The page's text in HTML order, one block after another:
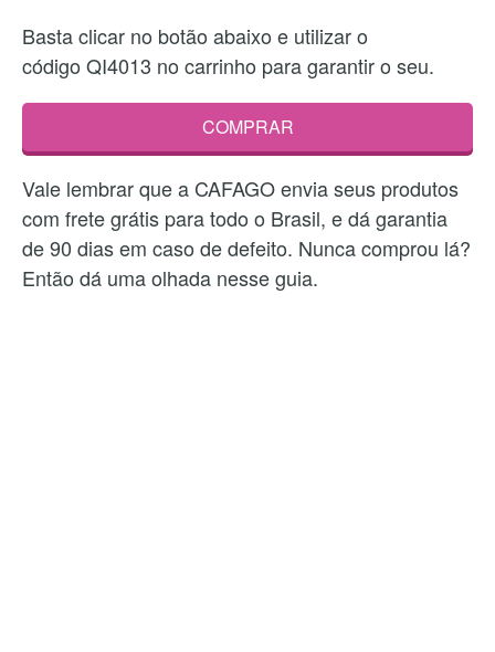
Basta clicar no botão abaixo e utilizar o
código QI4013 no carrinho para garantir o seu.
COMPRAR
Vale lembrar que a CAFAGO envia seus produtos
com frete grátis para todo o Brasil, e dá garantia
de 90 dias em caso de defeito. Nunca comprou lá?
Então dá uma olhada nesse guia.